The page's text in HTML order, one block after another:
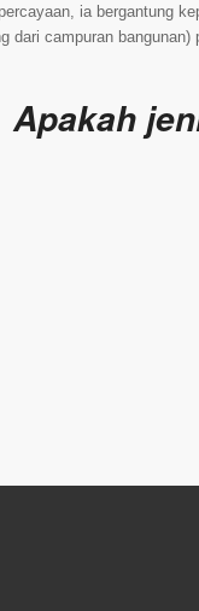
ia bergantung
campuran bangunan)
Apakah